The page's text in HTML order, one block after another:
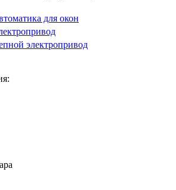
для окон
электропривод